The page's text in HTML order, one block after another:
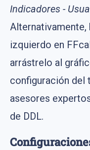
Indicadores -
izquierdo en
arrástrelo al
configuración del
asesores
de DDL.